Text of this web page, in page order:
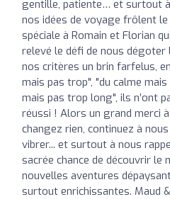
gentille, patiente… et surtout à
nos idées de voyage frôlent
spéciale à Romain et Florian
relevé le défi de nous dégoter
nos critères un brin farfelus,
mais pas trop", "du calme mais
mais pas trop long", ils n’ont
réussi ! Alors un grand merci à
changez rien, continuez à
vibrer... et surtout à nous
sacrée chance de découvrir le
nouvelles aventures
surtout enrichissantes. Maud